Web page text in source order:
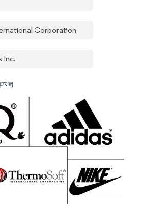
Corporation
Inc.
同